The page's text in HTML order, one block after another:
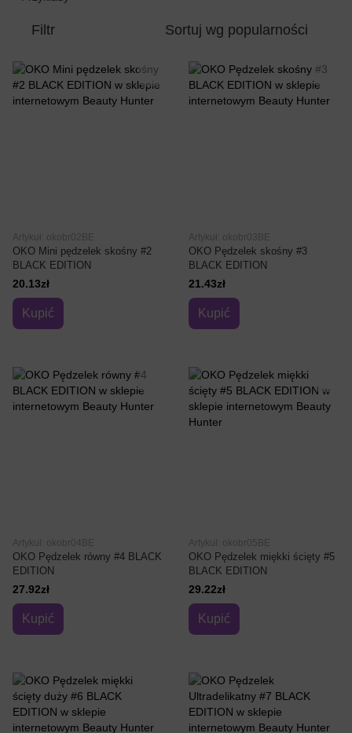
Filtr Sortuj wg popularności
Artykuł: okobr02BE
OKO Mini pędzelek skośny #2
BLACK EDITION
20.13zł
Kupić
Artykuł: okobr03BE
OKO Pędzelek skośny #3
BLACK EDITION
21.43zł
Kupić
Artykuł: okobr04BE
OKO Pędzelek równy #4 BLACK
EDITION
27.92zł
Kupić
Artykuł: okobr05BE
OKO Pędzelek miękki ścięty #5
BLACK EDITION
29.22zł
Kupić